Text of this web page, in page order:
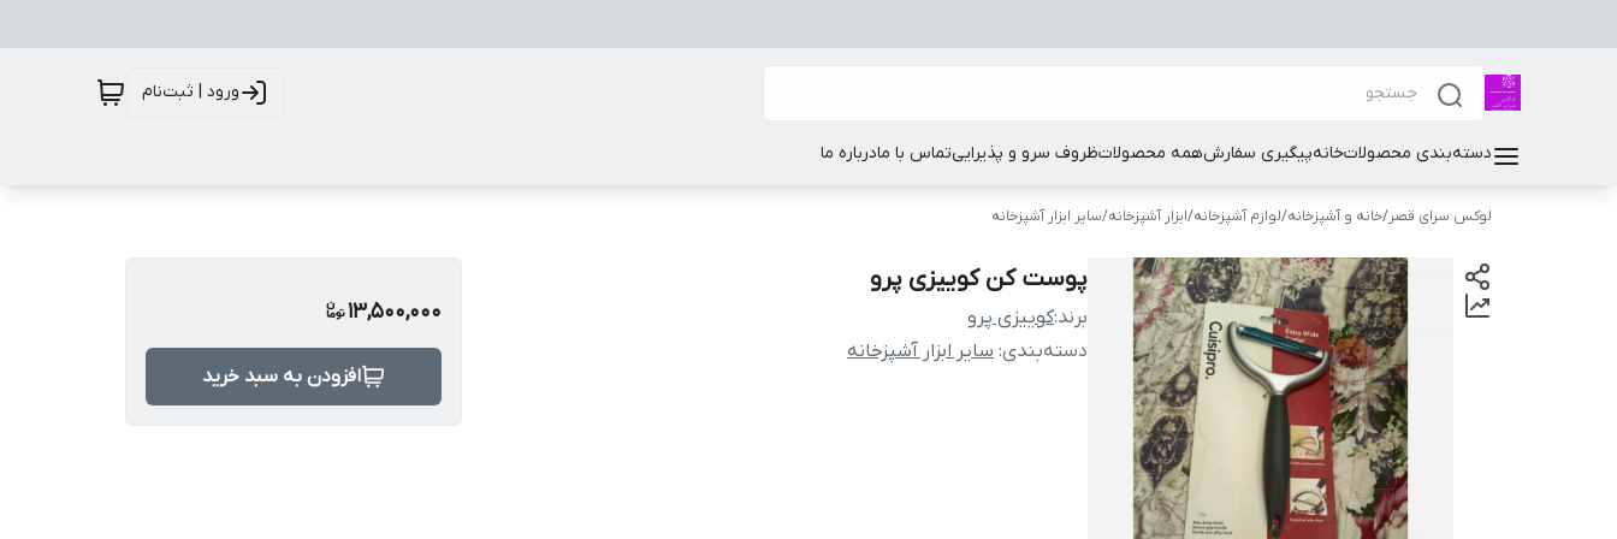
ورود | ثبت‌نام
دسته‌بندی محصولاتخانهپیگیری سفارشهمه محصولاتظروف سرو و پذیراییتماس با مادرباره ما
لوکس سرای قصر/خانه و آشپزخانه/لوازم آشپزخانه/ابزار آشپزخانه/سایر ابزار آشپزخانه
پوست کن کوییزی پرو
برند:کوییزی پرو
دسته‌بندی: سایر ابزار آشپزخانه
13,500,000
افزودن به سبد خرید